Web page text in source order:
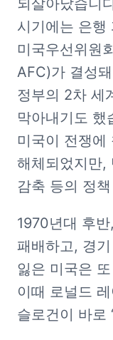
되살아났습니
시기에는 은행
미국우선위원
AFC)가 결성
정부의 2차 세
막아내기도 했
미국이 전쟁에
해체되었지만,
감축 등의 정
1970년대 후
패배하고, 경
잃은 미국은
이때 로널드
슬로건이 바로